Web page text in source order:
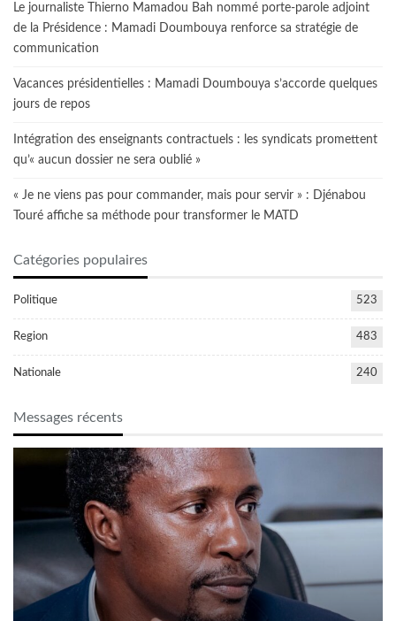
Le journaliste Thierno Mamadou Bah nommé porte-parole adjoint
de la Présidence : Mamadi Doumbouya renforce sa stratégie de
communication
Vacances présidentielles : Mamadi Doumbouya s’accorde quelques
jours de repos
Intégration des enseignants contractuels : les syndicats promettent
qu’« aucun dossier ne sera oublié »
« Je ne viens pas pour commander, mais pour servir » : Djénabou
Touré affiche sa méthode pour transformer le MATD
Catégories populaires
Politique 523
Region 483
Nationale 240
Messages récents